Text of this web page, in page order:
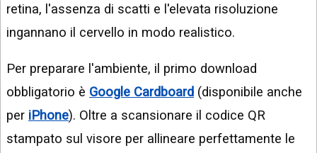
retina, l'assenza di scatti e l'elevata risoluzione
ingannano il cervello in modo realistico.
Per preparare l'ambiente, il primo download
obbligatorio è Google Cardboard (disponibile anche
per iPhone). Oltre a scansionare il codice QR
stampato sul visore per allineare perfettamente le